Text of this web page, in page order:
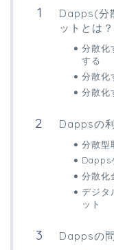
Dapps(分
ットとは？
分散化
する
分散化
分散化
Dappsの
分散型
Dapps
分散化
デジタ
ット
Dappsの